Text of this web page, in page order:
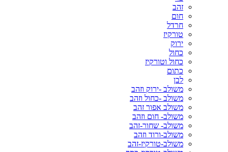
זהב
חום
חרדל
טורקיז
ירוק
כחול
כחול וטורקיז
כתום
לבן
משולב -ירוק וזהב
משולב -כחול וזהב
משולב אפור זהב
משולב- חום וזהב
משולב- שחור-זהב
משולב-ורוד וזהב
משולב-טורקיז-זהב